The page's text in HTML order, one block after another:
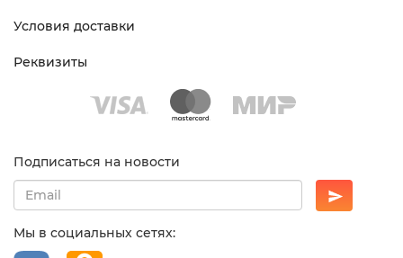
Условия доставки
Реквизиты
Подписаться на новости
Мы в социальных сетях: